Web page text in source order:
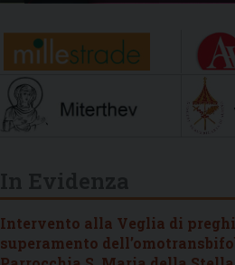
Intervento alla Veglia di
superamento